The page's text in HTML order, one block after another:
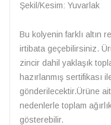
Şekil/Kesim: Yuvarlak
Bu kolyenin farklı altın
irtibata geçebilirsiniz.
zincir dahil yaklaşık
hazırlanmış sertifikası
gönderilecektir.Ürüne
nedenlerle toplam
gösterebilir.